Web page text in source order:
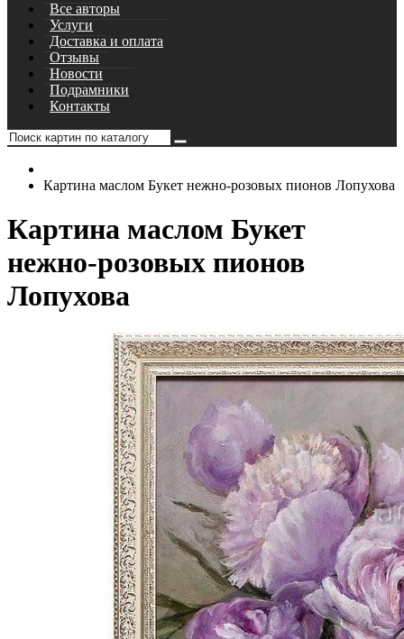
Все авторы
Услуги
Доставка и оплата
Отзывы
Новости
Подрамники
Контакты
Картина маслом Букет нежно-розовых пионов Лопухова
Картина маслом Букет
нежно-розовых пионов
Лопухова